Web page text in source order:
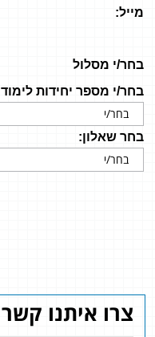
צרו איתנו קשר
מייל:
בחר/י מסלול
בחר/י מספר יחידות לימוד
בחר שאלון: